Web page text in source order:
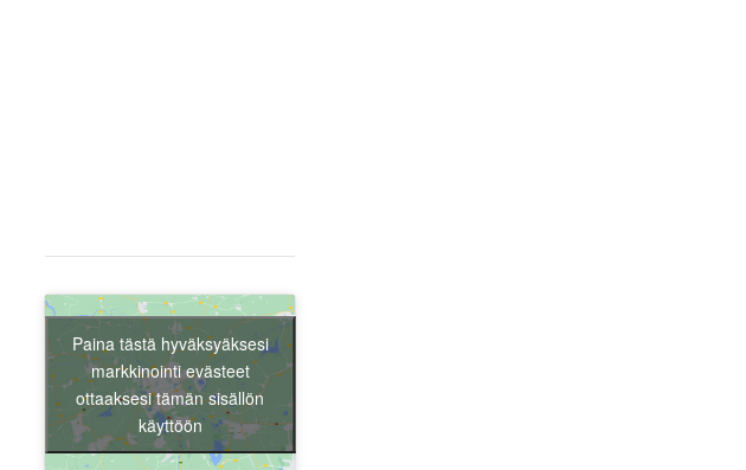
Paina tästä hyväksyäksesi
markkinointi evästeet
ottaaksesi tämän sisällön
käyttöön